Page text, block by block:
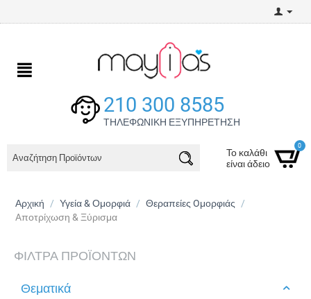
210 300 8585
ΤΗΛΕΦΩΝΙΚΗ ΕΞΥΠΗΡΕΤΗΣΗ
Το καλάθι
είναι άδειο
0
Αρχική / Υγεία & Ομορφιά / Θεραπείες Oμορφιάς
/
Aποτρίχωση & Ξύρισμα
ΦΊΛΤΡΑ ΠΡΟΪΌΝΤΩΝ
Θεματικά